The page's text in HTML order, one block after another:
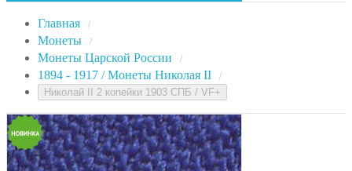
Главная /
Монеты /
Монеты Царской России /
1894 - 1917 / Монеты Николая II /
Николай II 2 копейки 1903 СПБ / VF+